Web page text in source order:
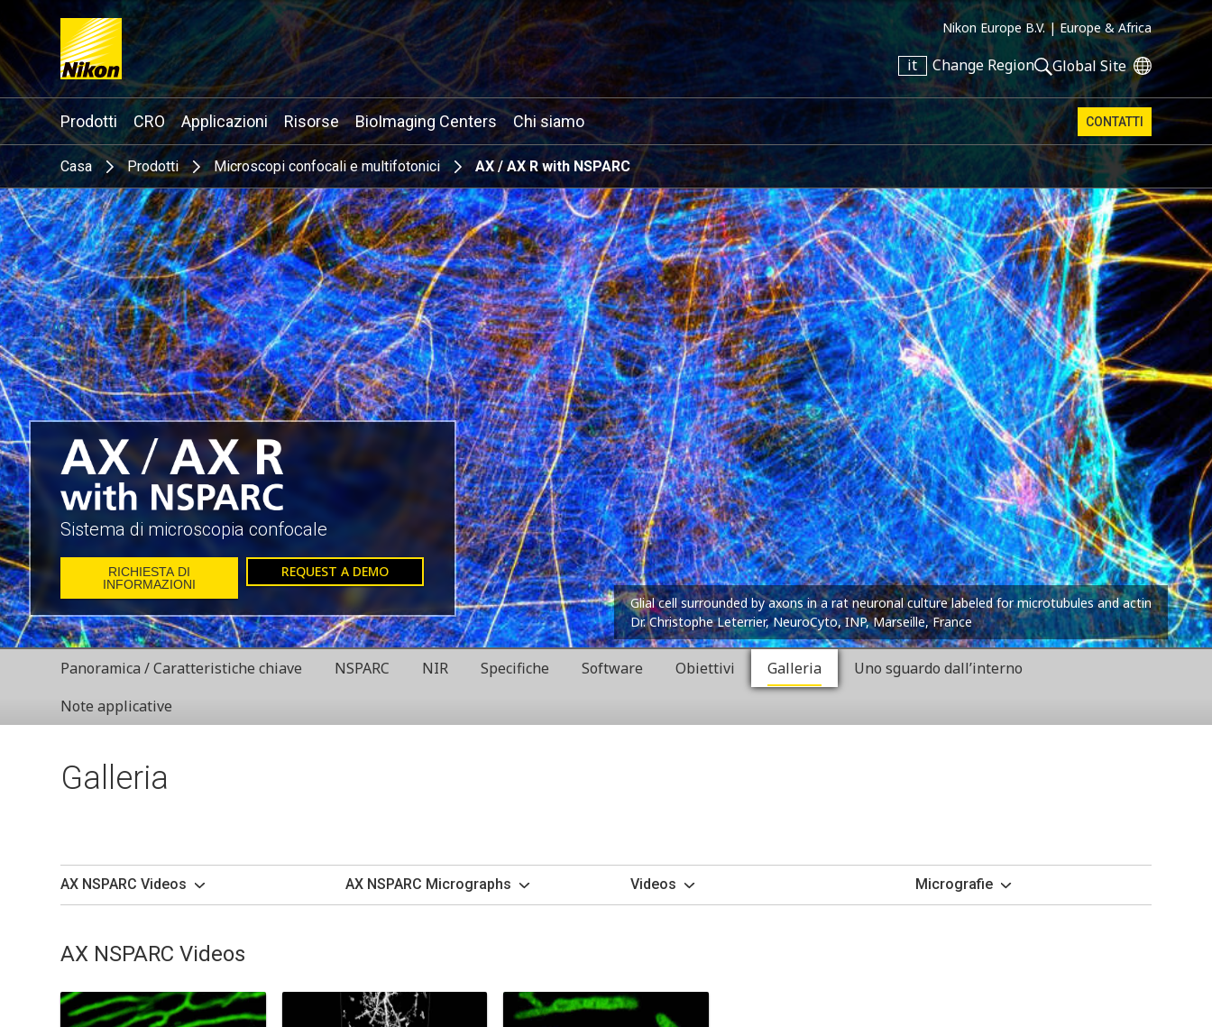
Nikon Europe B.V. | Europe & Africa
it Change Region Global Site
Search keyword(s)
Prodotti CRO Applicazioni Risorse BioImaging Centers Chi siamo CONTATTI
Casa Prodotti Microscopi confocali e multifotonici AX / AX R with NSPARC
Glial cell surrounded by axons in a rat neuronal culture labeled for microtubules and actin
Dr. Christophe Leterrier, NeuroCyto, INP, Marseille, France
Sistema di microscopia confocale
RICHIESTA DI
INFORMAZIONI
REQUEST A DEMO
Panoramica / Caratteristiche chiave NSPARC NIR Specifiche Software Obiettivi Galleria
Uno sguardo dall’interno
Note applicative
Galleria
AX NSPARC Videos AX NSPARC Micrographs Videos Micrografie
AX NSPARC Videos